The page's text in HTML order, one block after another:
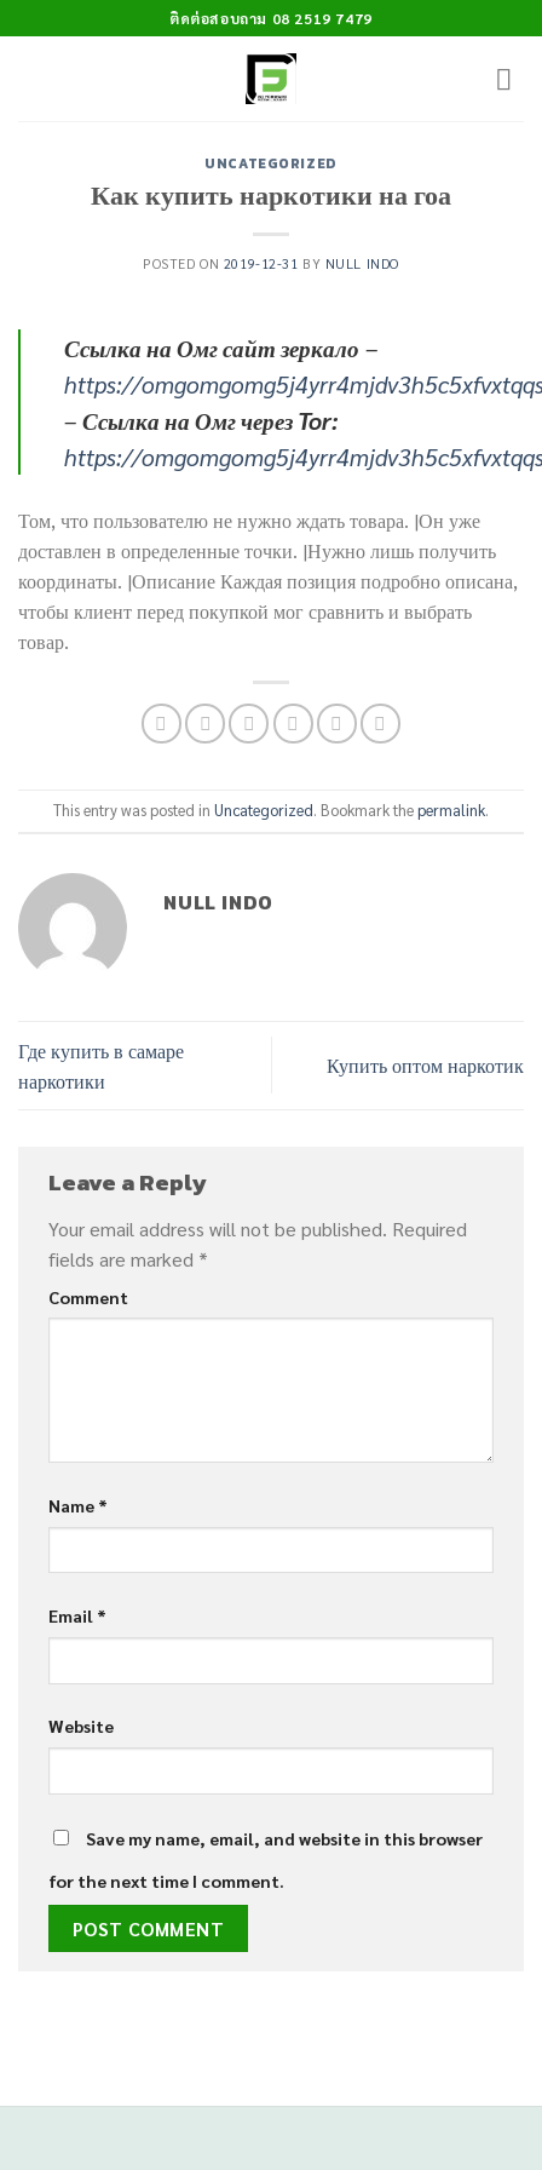
to
ติดต่อสอบถาม 08 2519 7479
UNCATEGORIZED
Как купить наркотики на гоа
POSTED ON 2019-12-31 BY NULL INDO
Ссылка на Омг сайт зеркало –
https://
– Ссылка на Омг через Tor:
https://
Том, что пользователю не нужно ждать товара. |Он уже
доставлен в определенные точки. |Нужно лишь получить
координаты. |Описание Каждая позиция подробно описана,
чтобы клиент перед покупкой мог сравнить и выбрать
товар.
This entry was posted in Uncategorized. Bookmark thepermalink.
NULL INDO
Где купить в самаре
наркотики
Купить оптом наркотик
Leave a Reply
Your email address will not be published. Required
fields are marked *
Comment
Name *
Email *
Website
Save my name, email, and website in this browser
for the next time I comment.